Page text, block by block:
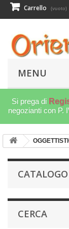
Carrello (vuoto)
MENU
Si prega di
negozianti con P.
CATALOGO
CERCA